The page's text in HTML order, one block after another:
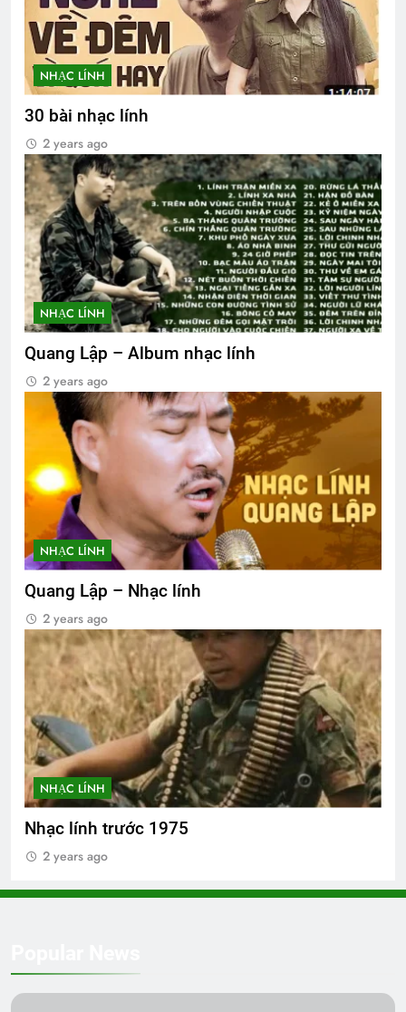
NHẠC LÍNH
30 bài nhạc lính
2 years ago
NHẠC LÍNH
Quang Lập – Album nhạc lính
2 years ago
NHẠC LÍNH
Quang Lập – Nhạc lính
2 years ago
NHẠC LÍNH
Nhạc lính trước 1975
2 years ago